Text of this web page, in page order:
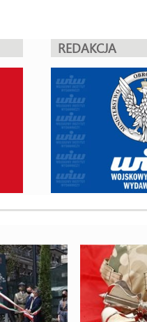
REDAKCJA